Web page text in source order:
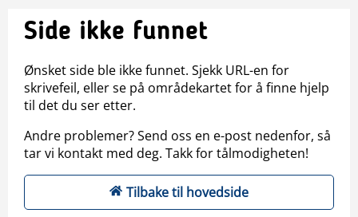
Side ikke funnet
Ønsket side ble ikke funnet. Sjekk URL-en for
skrivefeil, eller se på områdekartet for å finne hjelp
til det du ser etter.
Andre problemer? Send oss en e-post nedenfor, så
tar vi kontakt med deg. Takk for tålmodigheten!
Tilbake til hovedside